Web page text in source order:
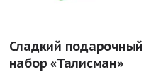
Сладкий подарочный
набор «Талисман»